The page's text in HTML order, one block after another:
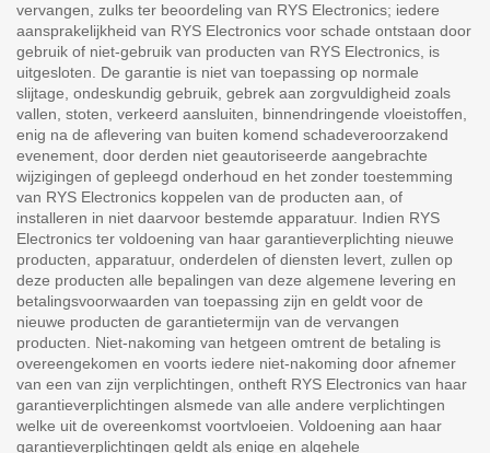
vervangen, zulks ter beoordeling van RYS Electronics; iedere
aansprakelijkheid van RYS Electronics voor schade ontstaan door
gebruik of niet-gebruik van producten van RYS Electronics, is
uitgesloten. De garantie is niet van toepassing op normale
slijtage, ondeskundig gebruik, gebrek aan zorgvuldigheid zoals
vallen, stoten, verkeerd aansluiten, binnendringende vloeistoffen,
enig na de aflevering van buiten komend schadeveroorzakend
evenement, door derden niet geautoriseerde aangebrachte
wijzigingen of gepleegd onderhoud en het zonder toestemming
van RYS Electronics koppelen van de producten aan, of
installeren in niet daarvoor bestemde apparatuur. Indien RYS
Electronics ter voldoening van haar garantieverplichting nieuwe
producten, apparatuur, onderdelen of diensten levert, zullen op
deze producten alle bepalingen van deze algemene levering en
betalingsvoorwaarden van toepassing zijn en geldt voor de
nieuwe producten de garantietermijn van de vervangen
producten. Niet-nakoming van hetgeen omtrent de betaling is
overeengekomen en voorts iedere niet-nakoming door afnemer
van een van zijn verplichtingen, ontheft RYS Electronics van haar
garantieverplichtingen alsmede van alle andere verplichtingen
welke uit de overeenkomst voortvloeien. Voldoening aan haar
garantieverplichtingen geldt als enige en algehele